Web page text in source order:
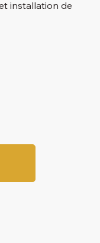
installation de